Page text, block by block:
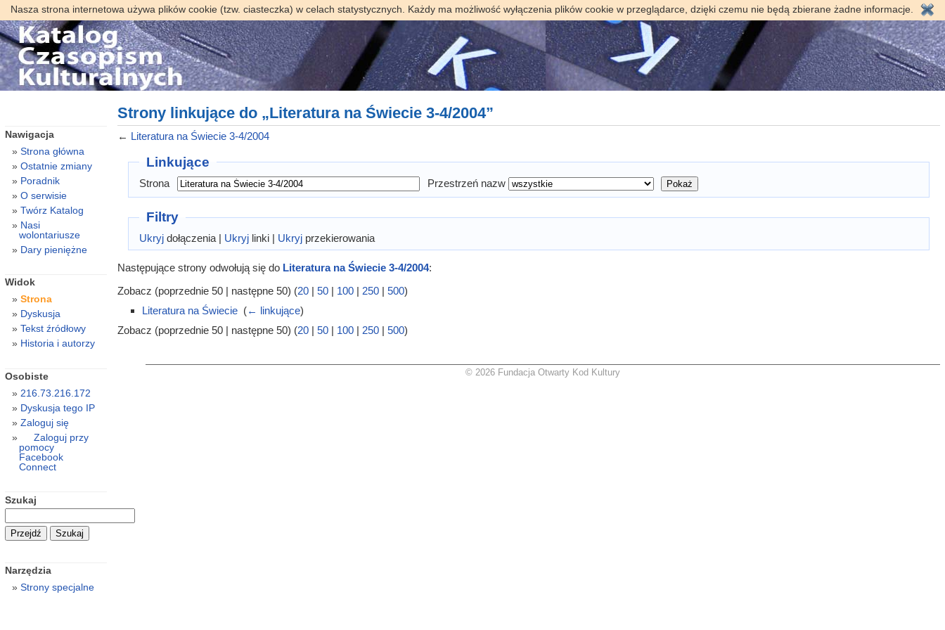
Nasza strona internetowa używa plików cookie (tzw. ciasteczka) w celach statystycznych. Każdy ma możliwość wyłączenia plików cookie w przeglądarce, dzięki czemu nie będą zbierane żadne informacje.
Strony linkujące do „Literatura na Świecie 3-4/2004”
← Literatura na Świecie 3-4/2004
Linkujące
Strona Przestrzeń nazw
Filtry
Ukryj dołączenia | Ukryj linki | Ukryj przekierowania
Następujące strony odwołują się do Literatura na Świecie 3-4/2004:
Zobacz (poprzednie 50 | następne 50) (20| 50| 100| 250| 500)
Literatura na Świecie‎ (← linkujące)
Zobacz (poprzednie 50 | następne 50) (20| 50| 100| 250| 500)
Nawigacja
Strona główna
Ostatnie zmiany
Poradnik
O serwisie
Twórz Katalog
Nasi
wolontariusze
Dary pieniężne
Widok
Strona
Dyskusja
Tekst źródłowy
Historia i autorzy
Osobiste
216.73.216.172
Dyskusja tego IP
Zaloguj się
Zaloguj przy
pomocy
Facebook
Connect
Szukaj
Narzędzia
Strony specjalne
© 2026 Fundacja Otwarty Kod Kultury